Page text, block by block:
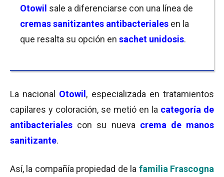
Otowil sale a diferenciarse con una línea de
cremas sanitizantes antibacteriales en la
que resalta su opción en sachet unidosis.
La nacional Otowil , especializada en tratamientos
capilares y coloración, se metió en la categoría de
antibacteriales con su nueva crema de manos
sanitizante.
Así, la compañía propiedad de la familia Frascogna